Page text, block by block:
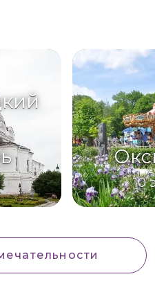
10